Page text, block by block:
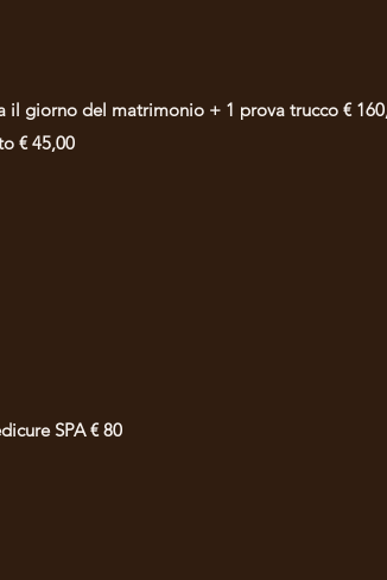
il giorno del matrimonio + 1 prova trucco €
€ 45,00
SPA € 80